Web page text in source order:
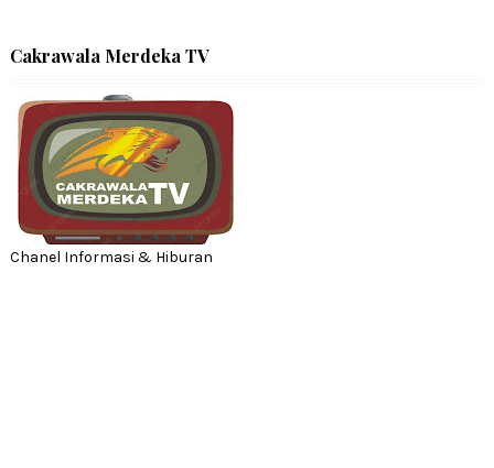
Cakrawala Merdeka TV
Chanel Informasi & Hiburan